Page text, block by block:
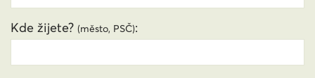
Kde žijete? (město, PSČ):